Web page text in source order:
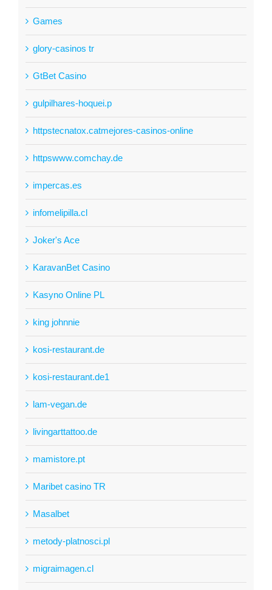
Games
glory-casinos tr
GtBet Casino
gulpilhares-hoquei.p
httpstecnatox.catmejores-casinos-online
httpswww.comchay.de
impercas.es
infomelipilla.cl
Joker's Ace
KaravanBet Casino
Kasyno Online PL
king johnnie
kosi-restaurant.de
kosi-restaurant.de1
lam-vegan.de
livingarttattoo.de
mamistore.pt
Maribet casino TR
Masalbet
metody-platnosci.pl
migraimagen.cl